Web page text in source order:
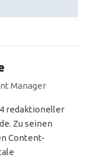
Manager
redaktioneller
Zu seinen
Content-